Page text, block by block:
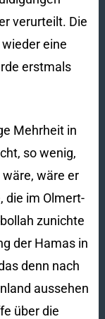
verurteilt. Die
eine
erstmals
Mehrheit in
so wenig,
wäre er
die im Olmert-
zunichte
der Hamas in
denn nach
aussehen
über die